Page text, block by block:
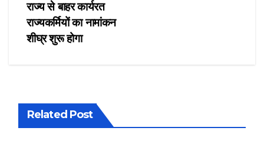
राज्य से बाहर कार्यरत
राज्यकर्मियों का नामांकन
शीघ्र शुरू होगा
Related Post